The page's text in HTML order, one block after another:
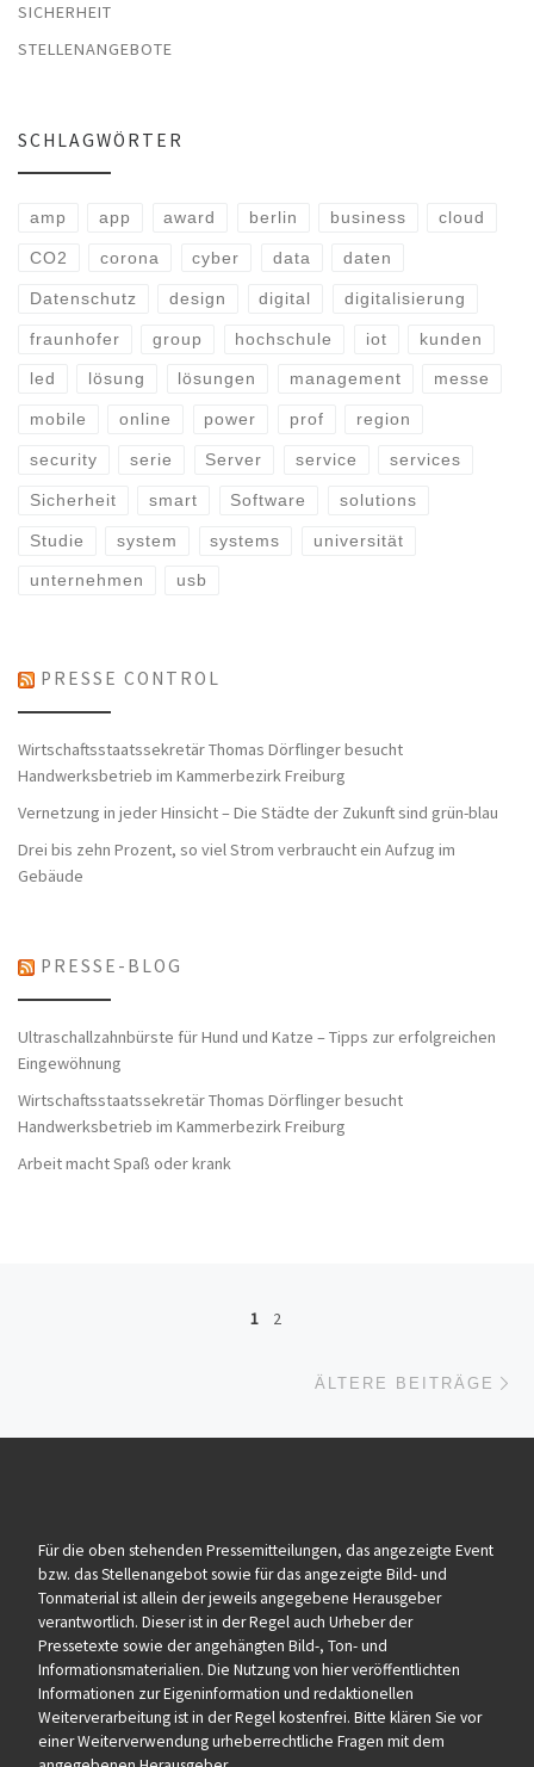
SICHERHEIT
STELLENANGEBOTE
SCHLAGWÖRTER
amp app award berlin business cloud
CO2 corona cyber data daten
Datenschutz design digital digitalisierung
fraunhofer group hochschule iot kunden
led lösung lösungen management messe
mobile online power prof region
security serie Server service services
Sicherheit smart Software solutions
Studie system systems universität
unternehmen usb
PRESSE CONTROL
Wirtschaftsstaatssekretär Thomas Dörflinger besucht
Handwerksbetrieb im Kammerbezirk Freiburg
Vernetzung in jeder Hinsicht – Die Städte der Zukunft sind grün-blau
Drei bis zehn Prozent, so viel Strom verbraucht ein Aufzug im
Gebäude
PRESSE-BLOG
Ultraschallzahnbürste für Hund und Katze – Tipps zur erfolgreichen
Eingewöhnung
Wirtschaftsstaatssekretär Thomas Dörflinger besucht
Handwerksbetrieb im Kammerbezirk Freiburg
Arbeit macht Spaß oder krank
Beitragsnavigation
1 2
ÄLTERE BEITRÄGE
Für die oben stehenden Pressemitteilungen, das angezeigte Event
bzw. das Stellenangebot sowie für das angezeigte Bild- und
Tonmaterial ist allein der jeweils angegebene Herausgeber
verantwortlich. Dieser ist in der Regel auch Urheber der
Pressetexte sowie der angehängten Bild-, Ton- und
Informationsmaterialien. Die Nutzung von hier veröffentlichten
Informationen zur Eigeninformation und redaktionellen
Weiterverarbeitung ist in der Regel kostenfrei. Bitte klären Sie vor
einer Weiterverwendung urheberrechtliche Fragen mit dem